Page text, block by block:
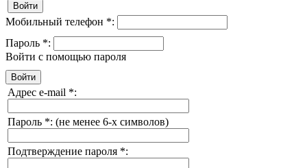
Мобильный телефон *:
Пароль *:
Войти с помощью пароля
Адрес e-mail *:
Пароль *: (не менее 6-х символов)
Подтверждение пароля *: